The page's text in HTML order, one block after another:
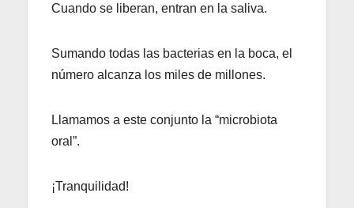
Cuando se liberan, entran en la saliva.
Sumando todas las bacterias en la boca, el
número alcanza los miles de millones.
Llamamos a este conjunto la “microbiota
oral”.
¡Tranquilidad!